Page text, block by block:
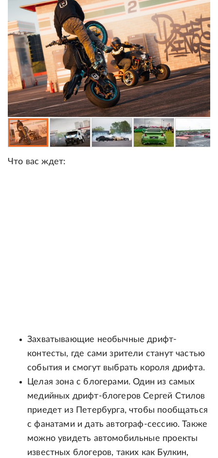
Что вас ждет:
Захватывающие необычные дрифт-
контесты, где сами зрители станут частью
события и смогут выбрать короля дрифта.
Целая зона с блогерами. Один из самых
медийных дрифт-блогеров Сергей Стилов
приедет из Петербурга, чтобы пообщаться
с фанатами и дать автограф-сессию. Также
можно увидеть автомобильные проекты
известных блогеров, таких как Булкин,